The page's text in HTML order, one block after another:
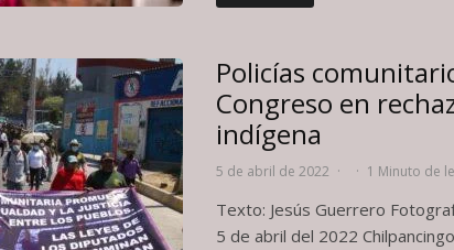
Policías
Congreso en
indígena
5 de abril de 2022 · · 1 Minuto de
Texto: Jesús Guerrero
5 de abril del 2022